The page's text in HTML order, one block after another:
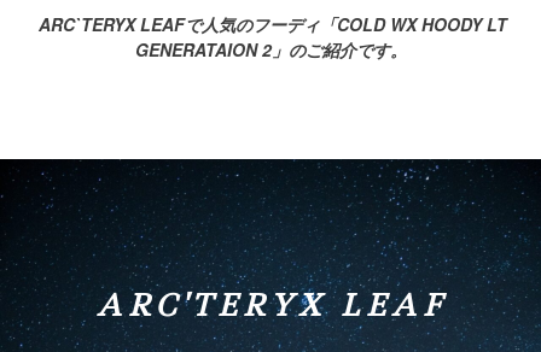
ARC`TERYX LEAFで人気のフーディ「COLD WX HOODY LT
GENERATAION 2」のご紹介です。
ARC'TERYX LEAF